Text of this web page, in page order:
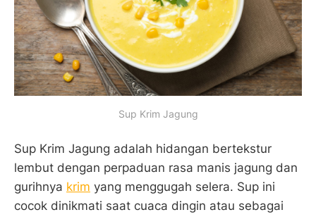
Sup Krim Jagung
Sup Krim Jagung adalah hidangan bertekstur
lembut dengan perpaduan rasa manis jagung dan
gurihnya krim yang menggugah selera. Sup ini
cocok dinikmati saat cuaca dingin atau sebagai